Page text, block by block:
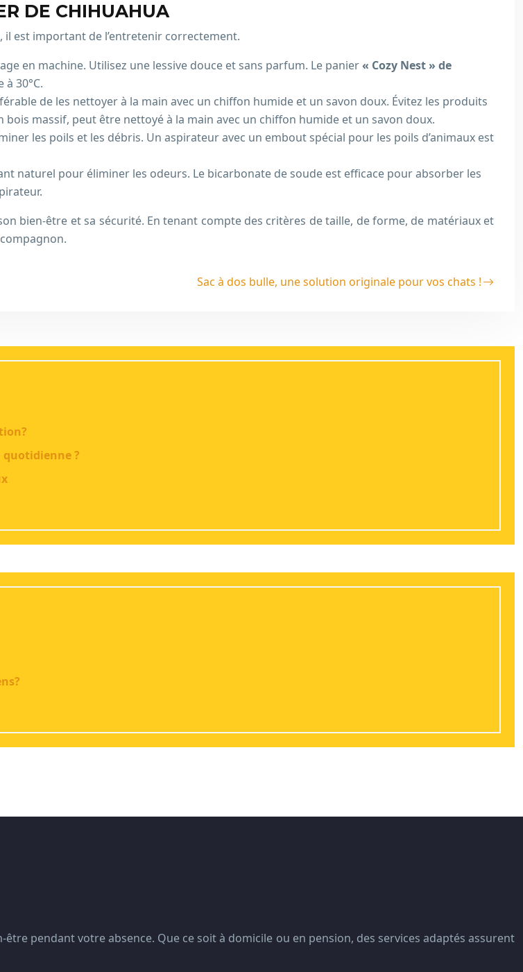
DE CHIHUAHUA
est important de l’entretenir correctement.
en machine. Utilisez une lessive douce et sans parfum. Le panier« Cozy Nest » de
30°C.
de les nettoyer à la main avec un chiffon humide et un savon doux. Évitez les produits
bois massif, peut être nettoyé à la main avec un chiffon humide et un savon doux.
les poils et les débris. Un aspirateur avec un embout spécial pour les poils d’animaux est
naturel pour éliminer les odeurs. Le bicarbonate de soude est efficace pour absorber les
bien-être et sa sécurité. En tenant compte des critères de taille, de forme, de matériaux et
Sac à dos bulle, une solution originale pour vos chats !
?
pendant votre absence. Que ce soit à domicile ou en pension, des services adaptés assurent